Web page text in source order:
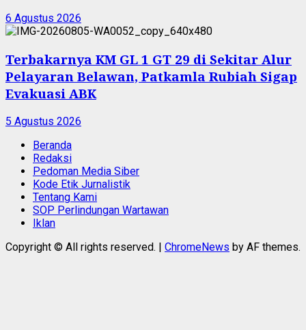
6 Agustus 2026
Terbakarnya KM GL 1 GT 29 di Sekitar Alur
Pelayaran Belawan, Patkamla Rubiah Sigap
Evakuasi ABK
5 Agustus 2026
Beranda
Redaksi
Pedoman Media Siber
Kode Etik Jurnalistik
Tentang Kami
SOP Perlindungan Wartawan
Iklan
Copyright © All rights reserved. | ChromeNews by AF themes.